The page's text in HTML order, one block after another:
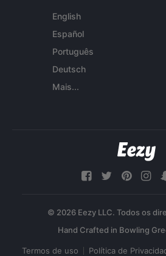
English
Español
Português
Deutsch
Mais...
© 2026 Eezy LLC. Todos os
Termos de uso Política de